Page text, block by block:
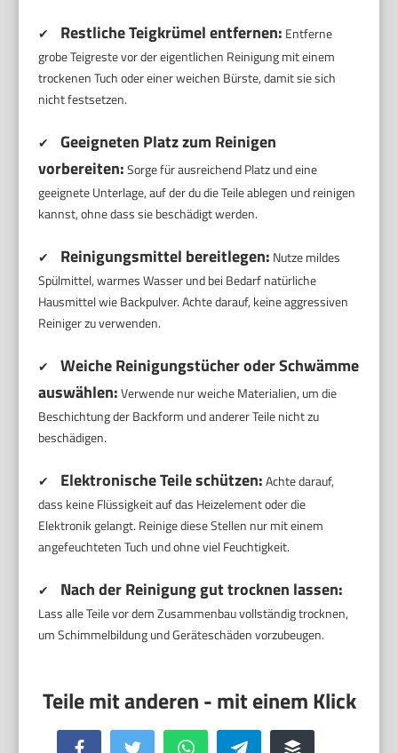
✔ Restliche Teigkrümel entfernen: Entferne
grobe Teigreste vor der eigentlichen Reinigung mit einem
trockenen Tuch oder einer weichen Bürste, damit sie sich
nicht festsetzen.
✔
Geeigneten Platz zum Reinigen
vorbereiten:Sorge für ausreichend Platz und eine
geeignete Unterlage, auf der du die Teile ablegen und reinigen
kannst, ohne dass sie beschädigt werden.
✔ Reinigungsmittel bereitlegen: Nutze mildes
Spülmittel, warmes Wasser und bei Bedarf natürliche
Hausmittel wie Backpulver. Achte darauf, keine aggressiven
Reiniger zu verwenden.
✔
Weiche Reinigungstücher oder Schwämme
auswählen:Verwende nur weiche Materialien, um die
Beschichtung der Backform und anderer Teile nicht zu
beschädigen.
✔ Elektronische Teile schützen:Achte darauf,
dass keine Flüssigkeit auf das Heizelement oder die
Elektronik gelangt. Reinige diese Stellen nur mit einem
angefeuchteten Tuch und ohne viel Feuchtigkeit.
✔ Nach der Reinigung gut trocknen lassen:
Lass alle Teile vor dem Zusammenbau vollständig trocknen,
um Schimmelbildung und Geräteschäden vorzubeugen.
Facebook Twitter WhatsApp Telegram Buffer